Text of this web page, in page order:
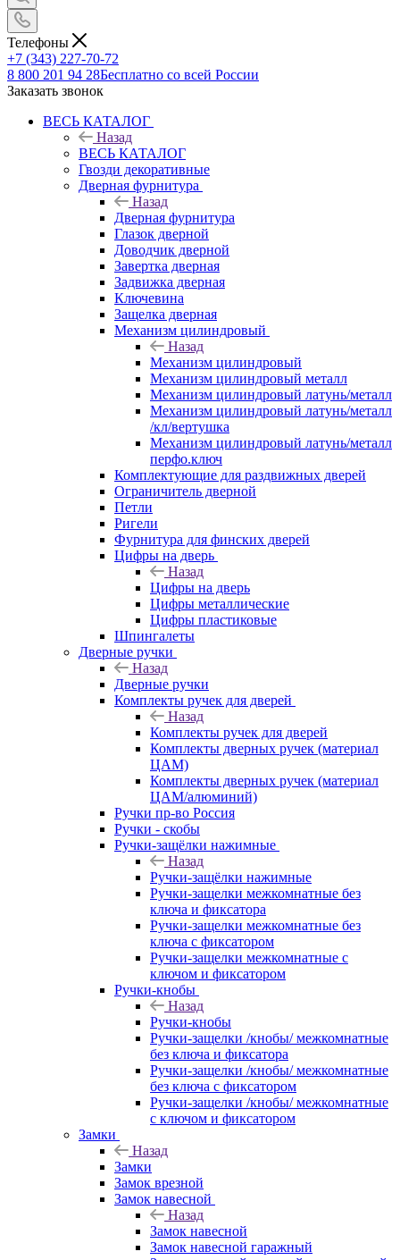
Телефоны
+7 (343) 227-70-72
8 800 201 94 28Бесплатно со всей России
Заказать звонок
ВЕСЬ КАТАЛОГ
Назад
ВЕСЬ КАТАЛОГ
Гвозди декоративные
Дверная фурнитура
Назад
Дверная фурнитура
Глазок дверной
Доводчик дверной
Завертка дверная
Задвижка дверная
Ключевина
Защелка дверная
Механизм цилиндровый
Назад
Механизм цилиндровый
Механизм цилиндровый металл
Механизм цилиндровый латунь/металл
Механизм цилиндровый латунь/металл
/кл/вертушка
Механизм цилиндровый латунь/металл
перфо.ключ
Комплектующие для раздвижных дверей
Ограничитель дверной
Петли
Ригели
Фурнитура для финских дверей
Цифры на дверь
Назад
Цифры на дверь
Цифры металлические
Цифры пластиковые
Шпингалеты
Дверные ручки
Назад
Дверные ручки
Комплекты ручек для дверей
Назад
Комплекты ручек для дверей
Комплекты дверных ручек (материал
ЦАМ)
Комплекты дверных ручек (материал
ЦАМ/алюминий)
Ручки пр-во Россия
Ручки - скобы
Ручки-защёлки нажимные
Назад
Ручки-защёлки нажимные
Ручки-защелки межкомнатные без
ключа и фиксатора
Ручки-защелки межкомнатные без
ключа с фиксатором
Ручки-защелки межкомнатные с
ключом и фиксатором
Ручки-кнобы
Назад
Ручки-кнобы
Ручки-защелки /кнобы/ межкомнатные
без ключа и фиксатора
Ручки-защелки /кнобы/ межкомнатные
без ключа с фиксатором
Ручки-защелки /кнобы/ межкомнатные
с ключом и фиксатором
Замки
Назад
Замки
Замок врезной
Замок навесной
Назад
Замок навесной
Замок навесной гаражный